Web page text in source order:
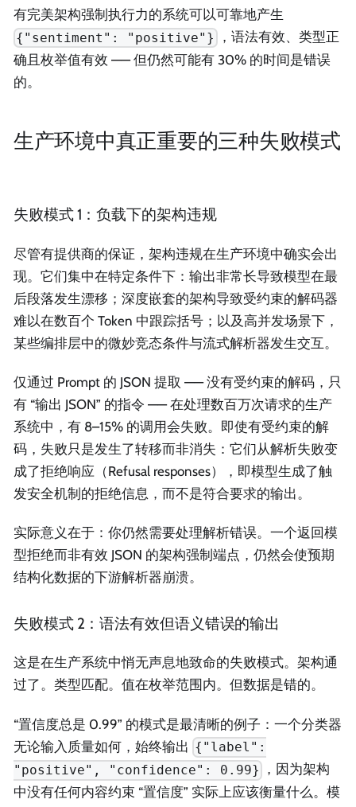
有完美架构强制执行力的系统可以可靠地产生
{"sentiment": "positive"}
，语法有效、类型正
确且枚举值有效 —— 但仍然可能有 30% 的时间是错误
的。
生产环境中真正重要的三种失败模式
失败模式 1：负载下的架构违规
尽管有提供商的保证，架构违规在生产环境中确实会出
现。它们集中在特定条件下：输出非常长导致模型在最
后段落发生漂移；深度嵌套的架构导致受约束的解码器
难以在数百个 Token 中跟踪括号；以及高并发场景下，
某些编排层中的微妙竞态条件与流式解析器发生交互。
仅通过 Prompt 的 JSON 提取 —— 没有受约束的解码，只
有 “输出 JSON” 的指令 —— 在处理数百万次请求的生产
系统中，有 8–15% 的调用会失败。即使有受约束的解
码，失败只是发生了转移而非消失：它们从解析失败变
成了拒绝响应（Refusal responses），即模型生成了触
发安全机制的拒绝信息，而不是符合要求的输出。
实际意义在于：你仍然需要处理解析错误。一个返回模
型拒绝而非有效 JSON 的架构强制端点，仍然会使预期
结构化数据的下游解析器崩溃。
失败模式 2：语法有效但语义错误的输出
这是在生产系统中悄无声息地致命的失败模式。架构通
过了。类型匹配。值在枚举范围内。但数据是错的。
“置信度总是 0.99” 的模式是最清晰的例子：一个分类器
无论输入质量如何，始终输出 {"label":
"positive", "confidence": 0.99}
，因为架构
中没有任何内容约束 “置信度” 实际上应该衡量什么。模